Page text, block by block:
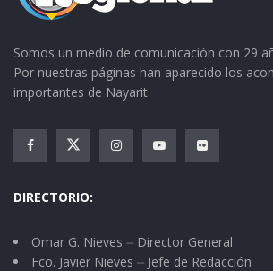
Somos un medio de comunicación con 29
Por nuestras páginas han aparecido los
importantes de Nayarit.
DIRECTORIO:
Omar G. Nieves ⏤ Director General
Fco. Javier Nieves ⏤ Jefe de Redacción